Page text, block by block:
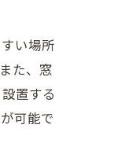
い場所
た、窓
置する
可能で